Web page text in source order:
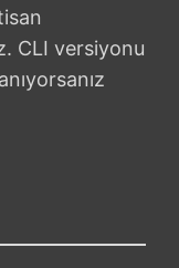
CLI versiyonu